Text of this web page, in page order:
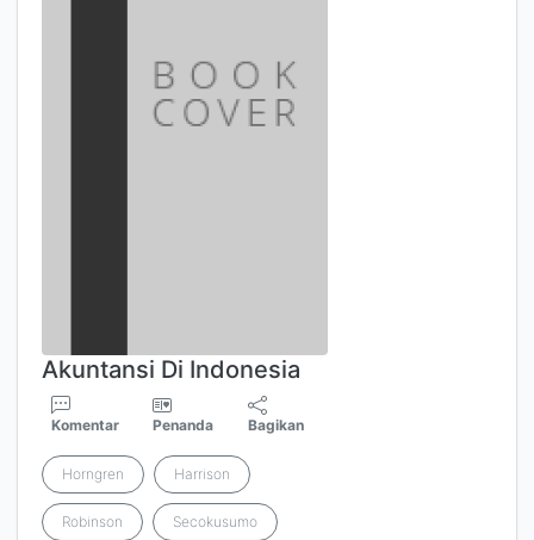
Akuntansi Di Indonesia
Komentar Penanda Bagikan
Horngren Harrison
Robinson Secokusumo